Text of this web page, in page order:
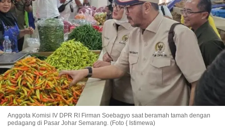
Anggota Komisi IV DPR RI Firman Soebagyo saat beramah tamah dengan
pedagang di Pasar Johar Semarang. (Foto { Istimewa)